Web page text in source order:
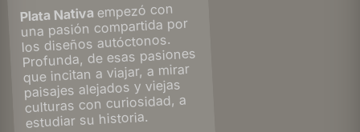
Plata Nativaempezó con
una pasión compartida por
los diseños autóctonos.
Profunda, de esas pasiones
que incitan a viajar, a mirar
paisajes alejados y viejas
culturas con curiosidad, a
estudiar su historia.